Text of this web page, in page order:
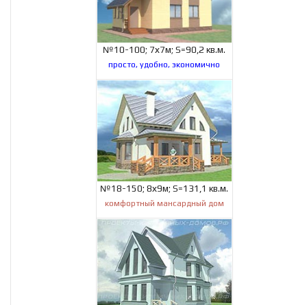
№10-100; 7х7м; S=90,2 кв.м.
просто, удобно, экономично
№18-150; 8х9м; S=131,1 кв.м.
комфортный мансардный дом